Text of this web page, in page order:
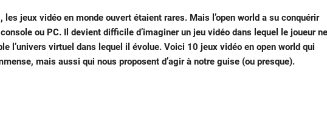
les jeux vidéo en monde ouvert étaient rares. Mais l’open world a su conquérir
ou PC. Il devient difficile d’imaginer un jeu vidéo dans lequel le joueur ne
l’univers virtuel dans lequel il évolue. Voici 10 jeux vidéo en open world qui
mais aussi qui nous proposent d’agir à notre guise (ou presque).